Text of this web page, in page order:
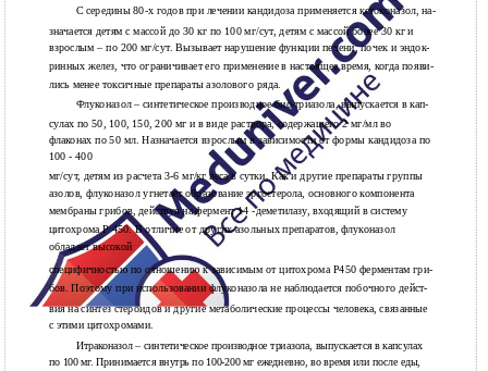
С середины80-х годов при лечении кандидоза применяется кетоконазол, на-
значается детям с массой до 30 кг по 100 мг/сут, детям с массой более 30 кг и
взрослым – по 200 мг/сут. Вызывает нарушение функции печени, почек и эндок-
ринных желез, что ограничивает его применение в настоящее время, когда появи-
лись менее токсичные препараты азолового ряда.
Флуконазол – синтетическое производное бис-триазола, выпускается в кап-
сулах по 50, 100, 150, 200 мг и в виде раствора, содержащего 2 мг/мл во
флаконах по 50 мл. Назначается взрослым в зависимости от формы кандидоза по
100 - 400
мг/сут, детям из расчета 3-6 мг/кг веса в сутки. Как и другие препараты группы
азолов, флуконазол угнетает образование эргостерола, основного компонента
мембраны грибов, действуя на фермент 14 -деметилазу, входящий в систему
цитохрома Р 450. В отличие от других азольных препаратов, флуконазол
обладает высокой
специфичностью по отношению к зависимым от цитохрома Р450 ферментам гри-
бов. Поэтому при использовании флуконазола не наблюдается побочного дейст-
вия на синтез стероидов и другие метаболические процессы человека, связанные
с этими цитохромами.
Итраконазол – синтетическое производное триазола, выпускается в капсулах
по 100 мг. Принимается внутрь по 100-200 мг ежедневно, во время или после еды,